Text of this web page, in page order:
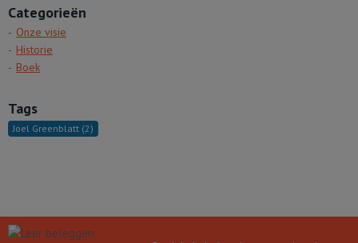
Categorieën
Onze visie
Historie
Boek
Tags
Joel Greenblatt (2)